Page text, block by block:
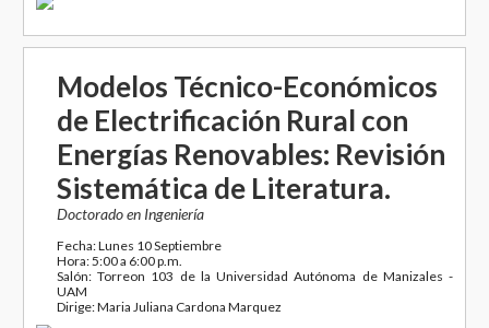
Modelos Técnico-Económicos
de Electrificación Rural con
Energías Renovables: Revisión
Sistemática de Literatura.
Doctorado en Ingeniería
Fecha: Lunes 10 Septiembre
Hora: 5:00 a 6:00 p.m.
Salón: Torreon 103 de la Universidad Autónoma de Manizales -
UAM
Dirige: Maria Juliana Cardona Marquez